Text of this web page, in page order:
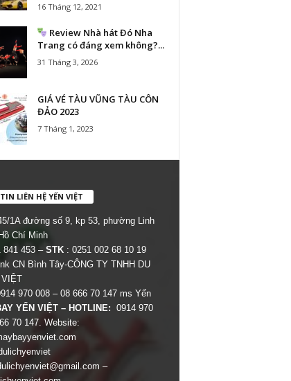
16 Tháng 12, 2021
Review Nhà hát Đó Nha
Trang có đáng xem không?...
31 Tháng 3, 2026
GIÁ VÉ TÀU VŨNG TÀU CÔN
ĐẢO 2023
7 Tháng 1, 2023
LIÊN HỆ YẾN VIỆT
1A đường số 9, kp 53, phường Linh
Chí Minh
841 453 – STK: 0251 002 68 10 19
CN Bình Tây-CÔNG TY TNHH DU
VIỆT
970 008 – 08 666 70 147 ms Yến
YẾN VIỆT – HOTLINE: 0914 970
70 147. Website:
–